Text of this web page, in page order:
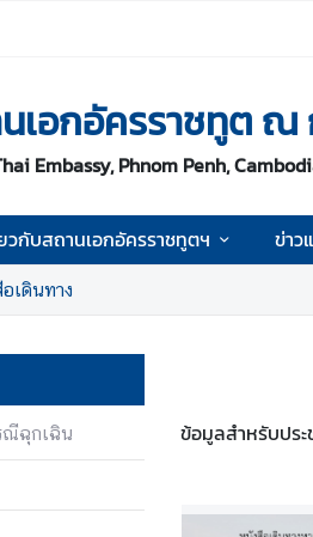
เอกอัครราชทูต
Embassy, Phnom Penh,
วกับสถานเอกอัครราชทูตฯ ข่าว
เดินทาง
ณีฉุกเฉิน ข้อมูลสำหรับประ